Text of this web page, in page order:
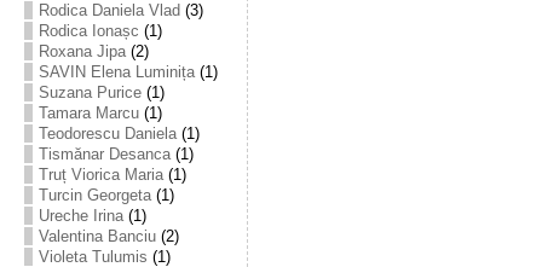
Rodica Daniela Vlad (3)
Rodica Ionașc (1)
Roxana Jipa(2)
SAVIN Elena Luminița(1)
Suzana Purice(1)
Tamara Marcu(1)
Teodorescu Daniela(1)
Tismănar Desanca(1)
Truț Viorica Maria(1)
Turcin Georgeta(1)
Ureche Irina(1)
Valentina Banciu(2)
Violeta Tulumis (1)